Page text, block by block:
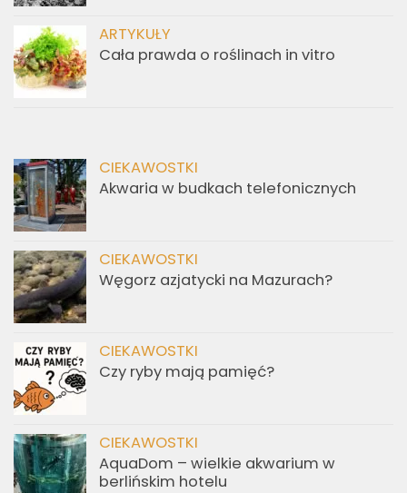
ARTYKUŁY
Cała prawda o roślinach in vitro
CIEKAWOSTKI
Akwaria w budkach telefonicznych
CIEKAWOSTKI
Węgorz azjatycki na Mazurach?
CIEKAWOSTKI
Czy ryby mają pamięć?
CIEKAWOSTKI
AquaDom – wielkie akwarium w
berlińskim hotelu